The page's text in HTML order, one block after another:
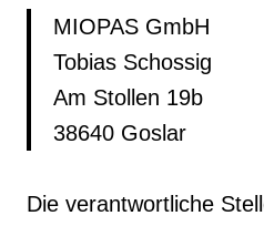
MIOPAS GmbH
Tobias Schossig
Am Stollen 19b
38640 Goslar
Die verantwortliche